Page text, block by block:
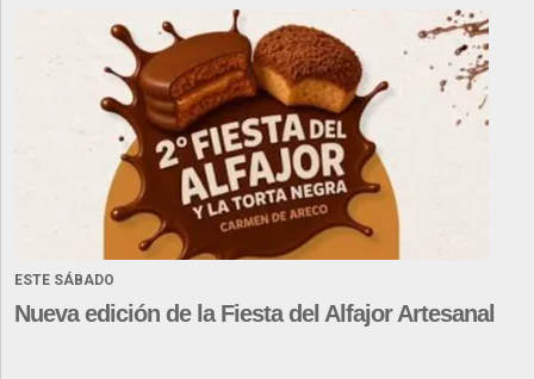
ESTE SÁBADO
Nueva edición de la Fiesta del Alfajor Artesanal